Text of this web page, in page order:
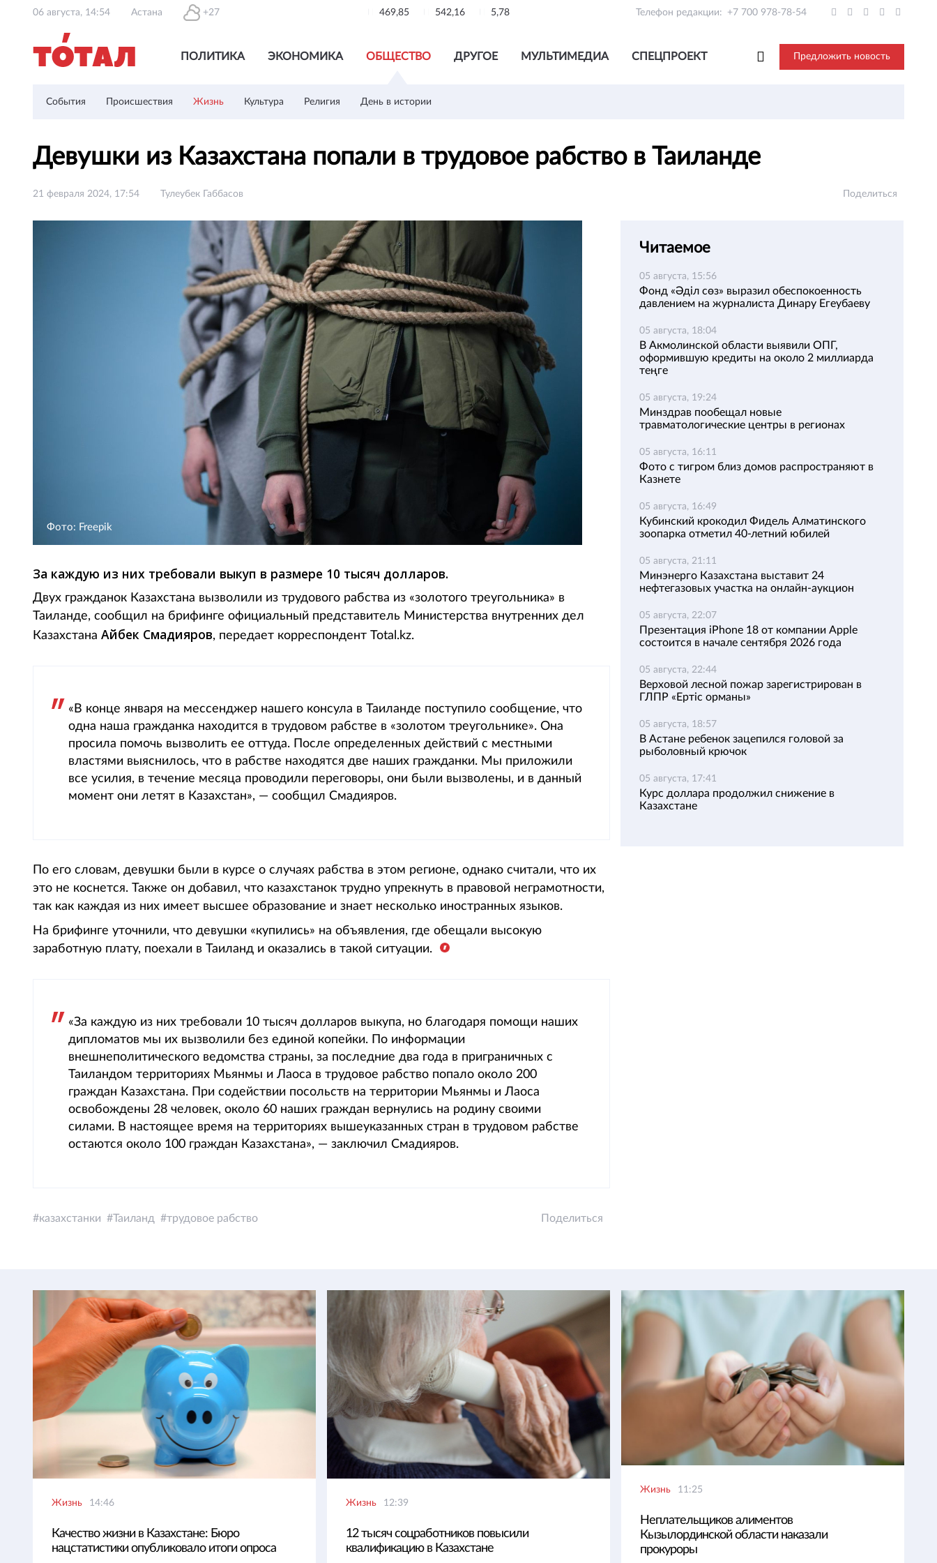
06 августа, 14:54 Астана +27 469,85 542,16 5,78 Телефон редакции: +7 700 978-78-54
ПОЛИТИКА ЭКОНОМИКА ОБЩЕСТВО ДРУГОЕ МУЛЬТИМЕДИА СПЕЦПРОЕКТ Предложить новость
События Происшествия Жизнь Культура Религия День в истории
Девушки из Казахстана попали в трудовое рабство в Таиланде
21 февраля 2024, 17:54 Тулеубек Габбасов Поделиться
Фото: Freepik
За каждую из них требовали выкуп в размере 10 тысяч долларов.
Двух гражданок Казахстана вызволили из трудового рабства из «золотого треугольника» в
Таиланде, сообщил на брифинге официальный представитель Министерства внутренних дел
Казахстана Айбек Смадияров, передает корреспондент Total.kz.
«В конце января на мессенджер нашего консула в Таиланде поступило сообщение, что
одна наша гражданка находится в трудовом рабстве в «золотом треугольнике». Она
просила помочь вызволить ее оттуда. После определенных действий с местными
властями выяснилось, что в рабстве находятся две наших гражданки. Мы приложили
все усилия, в течение месяца проводили переговоры, они были вызволены, и в данный
момент они летят в Казахстан», — сообщил Смадияров.
По его словам, девушки были в курсе о случаях рабства в этом регионе, однако считали, что их
это не коснется. Также он добавил, что казахстанок трудно упрекнуть в правовой неграмотности,
так как каждая из них имеет высшее образование и знает несколько иностранных языков.
На брифинге уточнили, что девушки «купились» на объявления, где обещали высокую
заработную плату, поехали в Таиланд и оказались в такой ситуации.
«За каждую из них требовали 10 тысяч долларов выкупа, но благодаря помощи наших
дипломатов мы их вызволили без единой копейки. По информации
внешнеполитического ведомства страны, за последние два года в приграничных с
Таиландом территориях Мьянмы и Лаоса в трудовое рабство попало около 200
граждан Казахстана. При содействии посольств на территории Мьянмы и Лаоса
освобождены 28 человек, около 60 наших граждан вернулись на родину своими
силами. В настоящее время на территориях вышеуказанных стран в трудовом рабстве
остаются около 100 граждан Казахстана», — заключил Смадияров.
казахстанки Таиланд трудовое рабство Поделиться
Читаемое
05 августа, 15:56
Фонд «Әділ сөз» выразил обеспокоенность
давлением на журналиста Динару Егеубаеву
05 августа, 18:04
В Акмолинской области выявили ОПГ,
оформившую кредиты на около 2 миллиарда
теңге
05 августа, 19:24
Минздрав пообещал новые
травматологические центры в регионах
05 августа, 16:11
Фото с тигром близ домов распространяют в
Казнете
05 августа, 16:49
Кубинский крокодил Фидель Алматинского
зоопарка отметил 40-летний юбилей
05 августа, 21:11
Минэнерго Казахстана выставит 24
нефтегазовых участка на онлайн-аукцион
05 августа, 22:07
Презентация iPhone 18 от компании Apple
состоится в начале сентября 2026 года
05 августа, 22:44
Верховой лесной пожар зарегистрирован в
ГЛПР «Ертіс орманы»
05 августа, 18:57
В Астане ребенок зацепился головой за
рыболовный крючок
05 августа, 17:41
Курс доллара продолжил снижение в
Казахстане
Жизнь 14:46
Качество жизни в Казахстане: Бюро
нацстатистики опубликовало итоги опроса
Жизнь 12:39
12 тысяч соцработников повысили
квалификацию в Казахстане
Жизнь 11:25
Неплательщиков алиментов
Кызылординской области наказали
прокуроры